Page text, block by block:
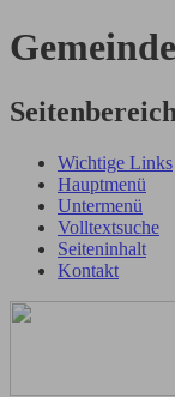
Wichtige Links
Hauptmenü
Untermenü
Volltextsuche
Seiteninhalt
Kontakt